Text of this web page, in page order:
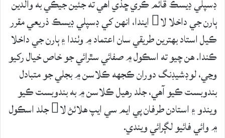
ڊسپلي ڊيسڪ قائم ڪري ڇڏي آهي ته جئين جيڪي به والدين
ٻارن جي داخلا لا ايندا، انهن کي ڊسپلي ڊيسڪ ذريعي مقرر
ڪيل استاد بهترين طريقي سان اعتماد ۾ وٺندا ۽ ٻارن جي داخلا
ڪندا. هن چيو ته اسڪول ۾ صفائي سٿرائي جو خاص خيال رکيو
وڃي، لوڊشيڊنگ دوران ڪجهه ڪلاسن ۾ بجلي جو متبادل
بندوبست ڪيو آهي، جلد رهيل ڪلاسن ۾ به بندوبست ڪيو
ويندو ۽ استادن طرفان پي ايم سي ايپ هلائڻ لا جلد اسڪول
۾ وائي فائيو لڳرائي ويندي.